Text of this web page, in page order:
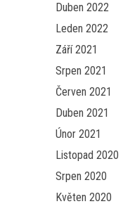
Duben 2022
Leden 2022
Září 2021
Srpen 2021
Červen 2021
Duben 2021
Únor 2021
Listopad 2020
Srpen 2020
Květen 2020